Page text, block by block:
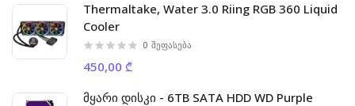
Thermaltake, Water 3.0 Riing RGB 360 Liquid
Cooler
0 შეფასება
450,00 ₾
მყარი დისკი - 6TB SATA HDD WD Purple